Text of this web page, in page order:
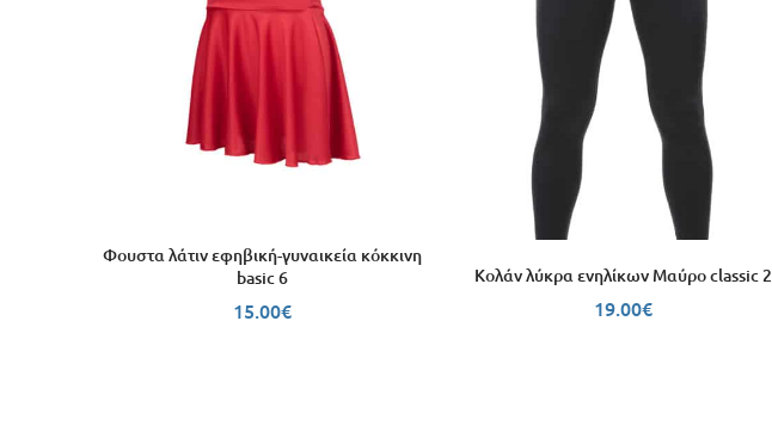
Φουστα λάτιν εφηβική-γυναικεία κόκκινη
basic 6
15.00€
Κολάν λύκρα ενηλίκων Μαύρο classic 2
19.00€